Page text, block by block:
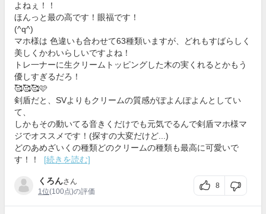
よねぇ！！
ほんっと最の高です！眼福です！
(^q^)
マホ様は 色違いも合わせて63種類いますが、どれもすばらしく
美しくかわいらしいですよね！
トレ一ナーに生クリームトッピングした木の実くれるとかもう
優しすぎるだろ！
🥰🥰🥰🩷
剣盾だと、SVよりもクリームの質感がぽよんぽよんとしてい
て、
しかもその動いてる音きくだけでも元気でるんで剣盾マホ様マ
ジでオススメです！(探すの大変だけど...)
どのあめざいくの種類どのクリームの種類も最高に可愛いで
す！！
[続きを読む]
くろんさん
1位(100点)の評価
8